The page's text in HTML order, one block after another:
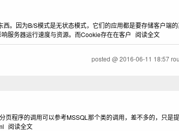
。因为B/S模式是无状态模式，它们的应用都是要存储客户端
服务器运行速度与资源。而Cookie存在在客户 阅读全文
posted @2016-06-11 18:57
程序的调用可以参考MSSQL那个类的调用，差不多的，只是
阅读全文